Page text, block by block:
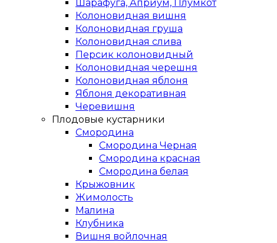
Шарафуга, Априум, Плумкот
Колоновидная вишня
Колоновидная груша
Колоновидная слива
Персик колоновидный
Колоновидная черешня
Колоновидная яблоня
Яблоня декоративная
Черевишня
Плодовые кустарники
Смородина
Смородина Черная
Смородина красная
Смородина белая
Крыжовник
Жимолость
Малина
Клубника
Вишня войлочная